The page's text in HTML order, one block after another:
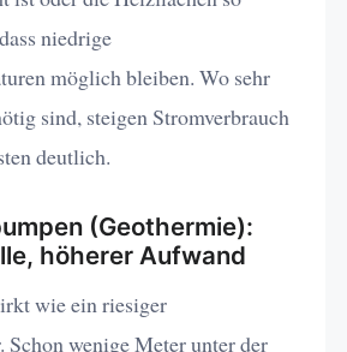
niedrige
möglich bleiben. Wo sehr
sind, steigen Stromverbrauch
deutlich.
(Geothermie):
höherer Aufwand
wie ein riesiger
Schon wenige Meter unter der